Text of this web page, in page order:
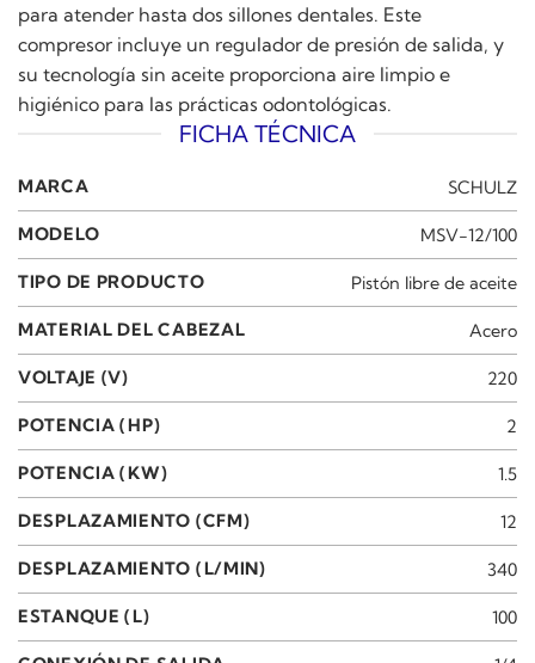
para atender hasta dos sillones dentales. Este
compresor incluye un regulador de presión de salida, y
su tecnología sin aceite proporciona aire limpio e
higiénico para las prácticas odontológicas.
FICHA TÉCNICA
MARCA SCHULZ
MODELO MSV-12/100
TIPO DE PRODUCTO Pistón libre de aceite
MATERIAL DEL CABEZAL Acero
VOLTAJE (V) 220
POTENCIA (HP) 2
POTENCIA (KW) 1.5
DESPLAZAMIENTO (CFM) 12
DESPLAZAMIENTO (L/MIN) 340
ESTANQUE (L) 100